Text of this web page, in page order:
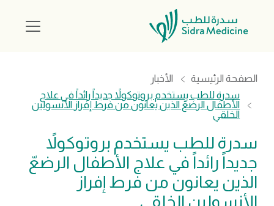
الصفحة الرئيسية
الأخبار
سدرة للطب يستخدم بروتوكولاً جديداً رائداً في علاج
الأطفال الرضعّ الذين يعانون من فرط إفراز الأنسولين
الخلقي
سدرة للطب يستخدم بروتوكولاً
جديداً رائداً في علاج الأطفال الرضعّ
الذين يعانون من فرط إفراز
الأنسولين الخلقي